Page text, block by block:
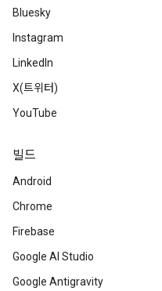
Bluesky
Instagram
LinkedIn
X(트위터)
YouTube
빌드
Android
Chrome
Firebase
Google AI Studio
Google Antigravity